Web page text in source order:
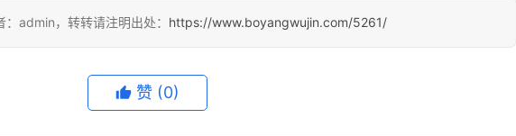
admin，转转请注明出处： https://www.boyangwujin.com/5261/
赞 (0)